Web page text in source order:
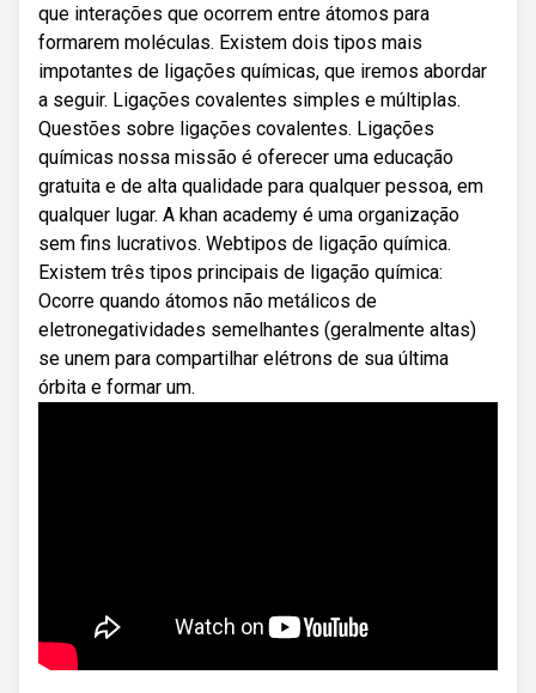
que interações que ocorrem entre átomos para
formarem moléculas. Existem dois tipos mais
impotantes de ligações químicas, que iremos abordar
a seguir. Ligações covalentes simples e múltiplas.
Questões sobre ligações covalentes. Ligações
químicas nossa missão é oferecer uma educação
gratuita e de alta qualidade para qualquer pessoa, em
qualquer lugar. A khan academy é uma organização
sem fins lucrativos. Webtipos de ligação química.
Existem três tipos principais de ligação química:
Ocorre quando átomos não metálicos de
eletronegatividades semelhantes (geralmente altas)
se unem para compartilhar elétrons de sua última
órbita e formar um.